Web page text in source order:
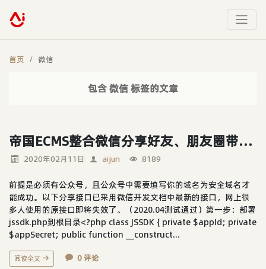
首页 微信
包含 微信 标签的文章
帝国ECMS整合微信分享好友、朋友圈带缩微图和简介分享接口
2020年02月11日 aijun 8189
前提是必须有公众号，且公众号中需要填写你的域名为安全域名才
能成功。以下分享接口已采用微信开发文档中最新的接口，网上很
多人使用的原接口即将失效了。（2020.04测试通过）第一步：部署
jssdk.php到根目录<?php class JSSDK { private $appId; private
$appSecret; public function __construct...
阅读全文 0 评论